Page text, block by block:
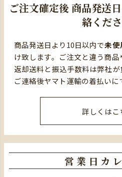
ご注文確定後商品発送
絡くださ
商品発送日より10日以内で未使
け致します。ご注文と違う商品
返却送料と振込手数料は弊社
ご連絡後ヤマト運輸の着払いに
詳しくはこ
営業日カ